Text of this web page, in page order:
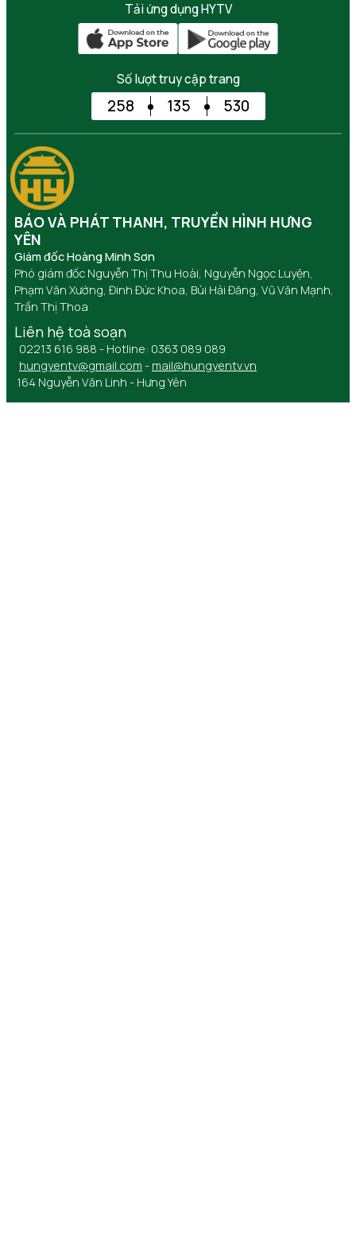
Tải ứng dụng HYTV
Số lượt truy cập trang
258 135 530
BÁO VÀ PHÁT THANH, TRUYỀN HÌNH HƯNG
YÊN
Giám đốc Hoàng Minh Sơn
Phó giám đốc Nguyễn Thị Thu Hoài, Nguyễn Ngọc Luyện,
Phạm Văn Xướng, Đinh Đức Khoa, Bùi Hải Đăng, Vũ Văn Mạnh,
Trần Thị Thoa
Liên hệ toà soạn
02213 616 988 - Hotline: 0363 089 089
hungyentv@gmail.com - mail@hungyentv.vn
164 Nguyễn Văn Linh - Hưng Yên